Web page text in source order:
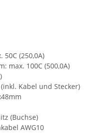
(250,0A)
max. 100C (500,0A)
Kabel und Stecker)
(Buchse)
AWG10